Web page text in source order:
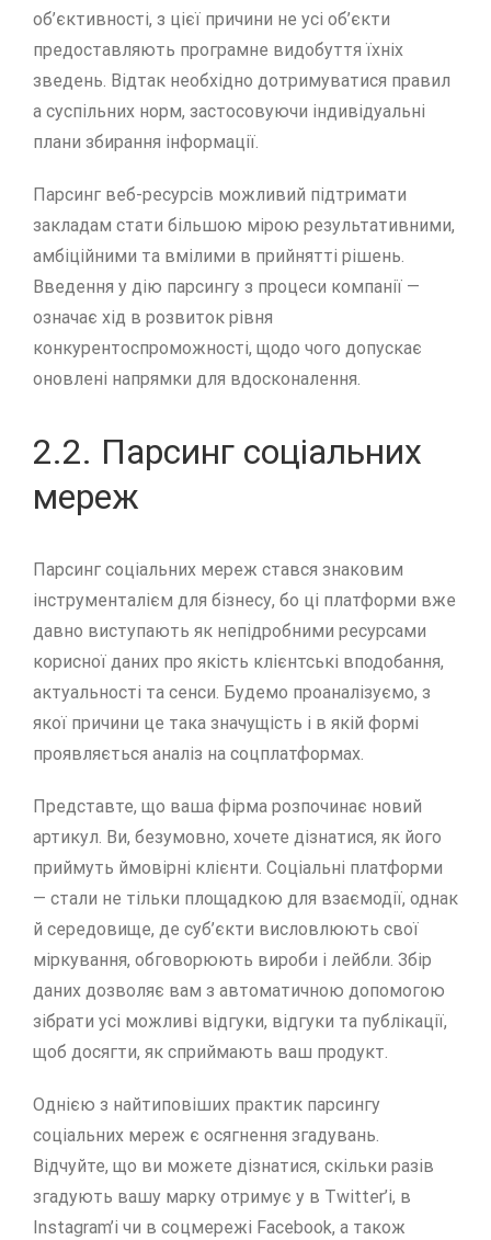
об’єктивності, з цієї причини не усі об’єкти
предоставляють програмне видобуття їхніх
зведень. Відтак необхідно дотримуватися правил
а суспільних норм, застосовуючи індивідуальні
плани збирання інформації.
Парсинг веб-ресурсів можливий підтримати
закладам стати більшою мірою результативними,
амбіційними та вмілими в прийнятті рішень.
Введення у дію парсингу з процеси компанії —
означає хід в розвиток рівня
конкурентоспроможності, щодо чого допускає
оновлені напрямки для вдосконалення.
2.2. Парсинг соціальних
мереж
Парсинг соціальних мереж стався знаковим
інструменталієм для бізнесу, бо ці платформи вже
давно виступають як непідробними ресурсами
корисної даних про якість клієнтські вподобання,
актуальності та сенси. Будемо проаналізуємо, з
якої причини це така значущість і в якій формі
проявляється аналіз на соцплатформах.
Представте, що ваша фірма розпочинає новий
артикул. Ви, безумовно, хочете дізнатися, як його
приймуть ймовірні клієнти. Соціальні платформи
— стали не тільки площадкою для взаємодії, однак
й середовище, де суб’єкти висловлюють свої
міркування, обговорюють вироби і лейбли. Збір
даних дозволяє вам з автоматичною допомогою
зібрати усі можливі відгуки, відгуки та публікації,
щоб досягти, як сприймають ваш продукт.
Однією з найтиповіших практик парсингу
соціальних мереж є осягнення згадувань.
Відчуйте, що ви можете дізнатися, скільки разів
згадують вашу марку отримує у в Twitter’і, в
Instagram’і чи в соцмережі Facebook, а також